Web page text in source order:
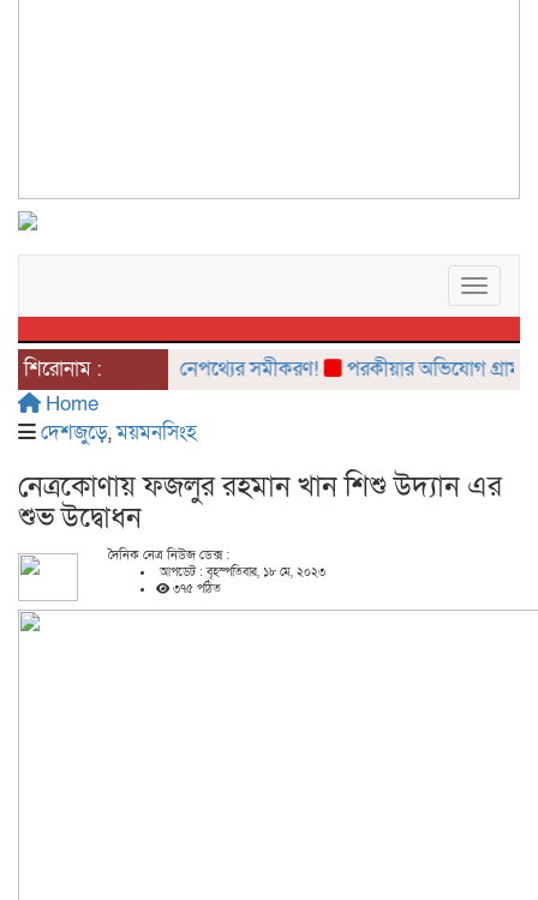
শিরোনাম :
ভূমিকম্প’ও নেপথ্যের সমীকরণ!
পরকীয়ার অভিযোগ গ্রামবাসীর
Home
দেশজুড়ে,ময়মনসিংহ
নেত্রকোণায় ফজলুর রহমান খান শিশু উদ্যান এর
শুভ উদ্বোধন
দৈনিক নেত্র নিউজ ডেক্স :
আপডেট : বৃহস্পতিবার, ১৮ মে, ২০২৩
৩৭৫ পঠিত